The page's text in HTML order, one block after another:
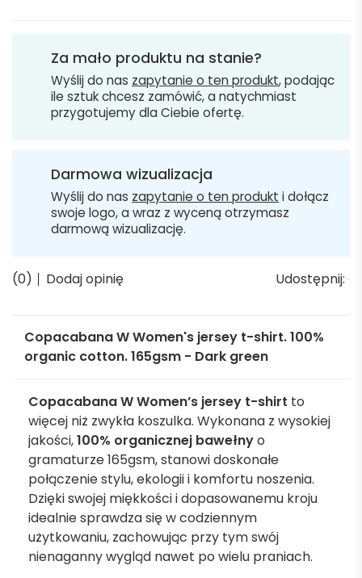
Za mało produktu na stanie?
Wyślij do nas zapytanie o ten produkt, podając
ile sztuk chcesz zamówić, a natychmiast
przygotujemy dla Ciebie ofertę.
Darmowa wizualizacja
Wyślij do nas zapytanie o ten produkt i dołącz
swoje logo, a wraz z wyceną otrzymasz
darmową wizualizację.
(0) Dodaj opinię Udostępnij:
Copacabana W Women's jersey t-shirt. 100%
organic cotton. 165gsm - Dark green
Copacabana W Women’s jersey t-shirt to
więcej niż zwykła koszulka. Wykonana z wysokiej
jakości,100% organicznej bawełnyo
gramaturze 165gsm, stanowi doskonałe
połączenie stylu, ekologii i komfortu noszenia.
Dzięki swojej miękkości i dopasowanemu kroju
idealnie sprawdza się w codziennym
użytkowaniu, zachowując przy tym swój
nienaganny wygląd nawet po wielu praniach.